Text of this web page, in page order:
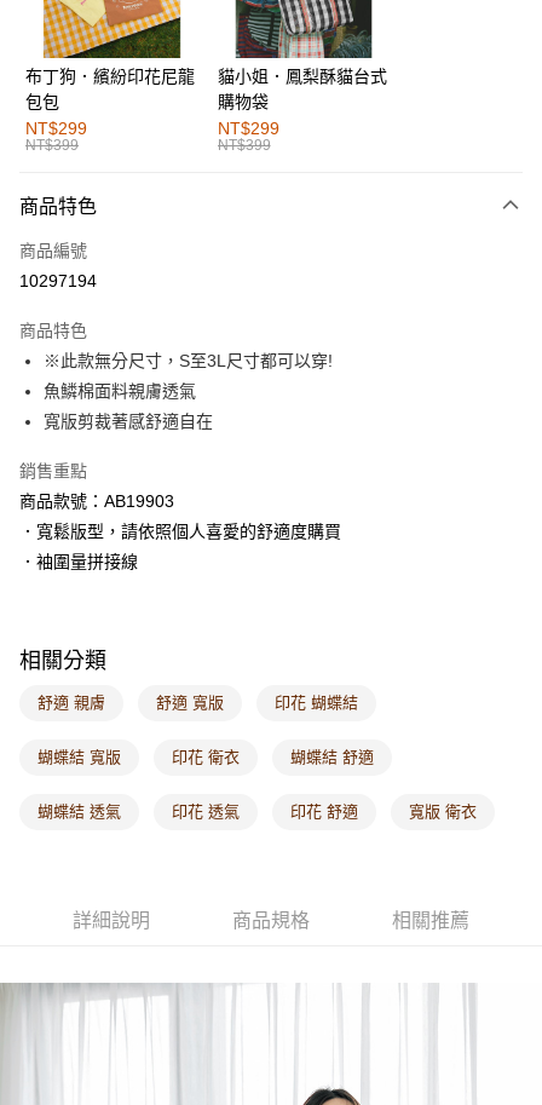
街口支付
運送方式
全家取貨付款
每筆NT$60，滿NT$1,000(含以上)免運費
付款後全家取貨
萊爾富取貨付款
付款後萊爾富取貨
每筆NT$60，滿NT$1,000(含以上)免運費
7-11取貨付款
每筆NT$60，滿NT$1,000(含以上)免運費
付款後7-11取貨
每筆NT$60，滿NT$1,000(含以上)免運費
付款後門市自取
每筆NT$60，滿NT$1,000(含以上)免運費
布丁狗．繽紛印花尼龍
包包
NT$299
NT$399
貓小姐．鳳梨酥貓台式
購物袋
NT$299
NT$399
商品特色
商品編號
10297194
商品特色
※此款無分尺寸，S至3L尺寸都可以穿!
魚鱗棉面料親膚透氣
寬版剪裁著感舒適自在
銷售重點
商品款號：AB19903
．寬鬆版型，請依照個人喜愛的舒適度購買
．袖圍量拼接線
相關分類
舒適 親膚 舒適 寬版 印花 蝴蝶結
蝴蝶結 寬版 印花 衛衣 蝴蝶結 舒適
蝴蝶結 透氣 印花 透氣 印花 舒適 寬版 衛衣
詳細說明 商品規格 相關推薦